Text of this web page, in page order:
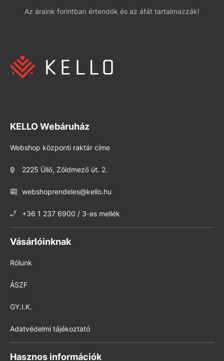
Az áraink forintban értendők és az áfát tartalmazzák!
KELLO Webáruház
Webshop központi raktár címe
2225 Üllő, Zöldmező út. 2.
webshoprendeles@kello.hu
+36 1 237 6900 / 3-as mellék
Vásárlóinknak
Rólunk
ÁSZF
GY.I.K.
Adatvédelmi tájékoztató
Hasznos információk